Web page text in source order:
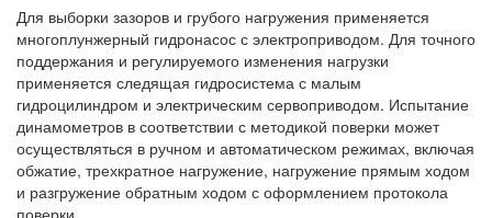
Для выборки зазоров и грубого нагружения применяется
многоплунжерный гидронасос с электроприводом. Для точного
поддержания и регулируемого изменения нагрузки
применяется следящая гидросистема с малым
гидроцилиндром и электрическим сервоприводом. Испытание
динамометров в соответствии с методикой поверки может
осуществляться в ручном и автоматическом режимах, включая
обжатие, трехкратное нагружение, нагружение прямым ходом
и разгружение обратным ходом с оформлением протокола
поверки.